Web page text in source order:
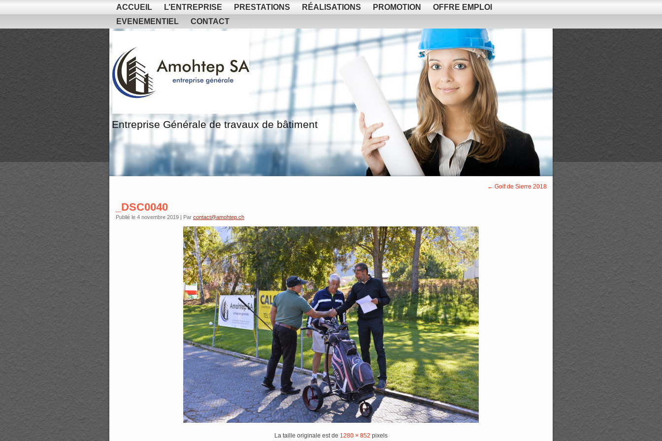
ACCUEIL L’ENTREPRISE PRESTATIONS RÉALISATIONS PROMOTION
OFFRE EMPLOI
EVENEMENTIEL
CONTACT
Entreprise Générale de travaux de bâtiment
← Golf de Sierre 2018
_DSC0040
Publié le 4 novembre 2019 | Par contact@amohtep.ch
La taille originale est de 1280 × 852 pixels